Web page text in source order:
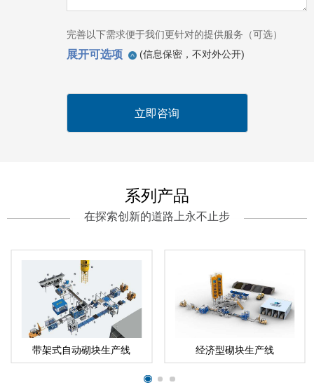
完善以下需求便于我们更针对的提供服务（可选）
展开可选项 (信息保密，不对外公开)
系列产品
在探索创新的道路上永不止步
带架式自动砌块生产线 经济型砌块生产线